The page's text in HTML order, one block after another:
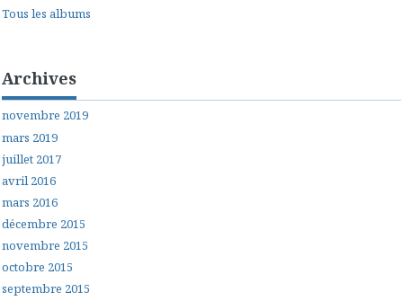
Tous les albums
Archives
novembre 2019
mars 2019
juillet 2017
avril 2016
mars 2016
décembre 2015
novembre 2015
octobre 2015
septembre 2015